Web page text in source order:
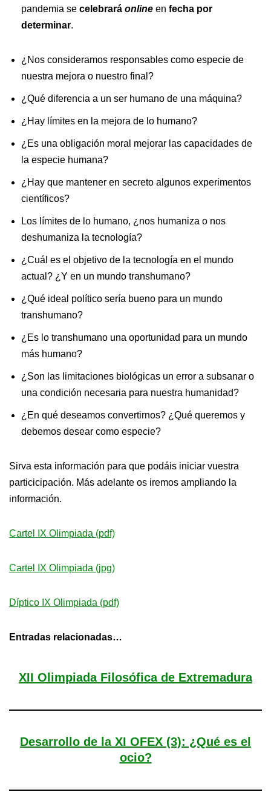
pandemia se celebrará online en fecha por
determinar.
¿Nos consideramos responsables como especie de
nuestra mejora o nuestro final?
¿Qué diferencia a un ser humano de una máquina?
¿Hay límites en la mejora de lo humano?
¿Es una obligación moral mejorar las capacidades de
la especie humana?
¿Hay que mantener en secreto algunos experimentos
científicos?
Los límites de lo humano, ¿nos humaniza o nos
deshumaniza la tecnología?
¿Cuál es el objetivo de la tecnología en el mundo
actual? ¿Y en un mundo transhumano?
¿Qué ideal político sería bueno para un mundo
transhumano?
¿Es lo transhumano una oportunidad para un mundo
más humano?
¿Son las limitaciones biológicas un error a subsanar o
una condición necesaria para nuestra humanidad?
¿En qué deseamos convertirnos? ¿Qué queremos y
debemos desear como especie?
Sirva esta información para que podáis iniciar vuestra
particicipación. Más adelante os iremos ampliando la
información.
Cartel IX Olimpiada (pdf)
Cartel IX Olimpiada (jpg)
Díptico IX Olimpiada (pdf)
Entradas relacionadas…
XII Olimpiada Filosófica de Extremadura
Desarrollo de la XI OFEX (3): ¿Qué es el
ocio?